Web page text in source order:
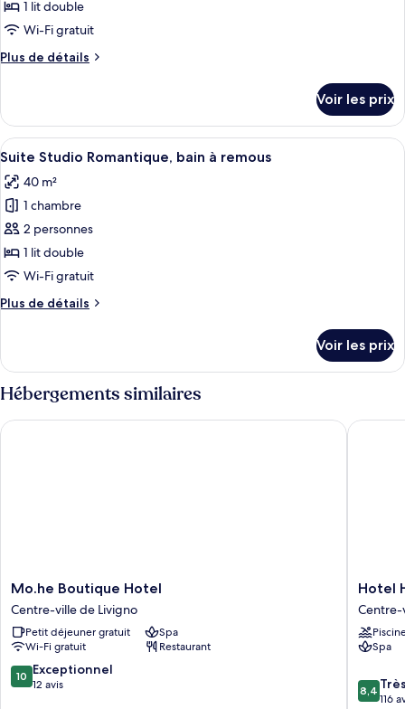
ce
type
chambre :
1 lit double
Wi-Fi gratuit
Plus de détails
Plus
le
type
de
Suite
Exclusive
Voir les prix
Afficher
toutes
les
photos
pour
ce
type
chambre :
Romantique,
bain
à
remous
Une salle de spa moderne avec un
12
Suite Studio Romantique, bain à remous
40 m²
1 chambre
2 personnes
1 lit double
Wi-Fi gratuit
Plus de détails
Plus
le
type
de
Suite
Voir les prix
Hébergements similaires
Mo.he
Boutique
Hotel
Centre-
ville
de
Livigno
Mo.he Boutique Hotel
Centre-ville de Livigno
Petit déjeuner gratuit
Spa
Wi-Fi gratuit
Restaurant
10.0
sur
10 Exceptionnel
12 avis
Mo.he Boutique Hotel
Hotel
Helvetia
Centre-
ville
de
Hotel
Centre-
Spa
8.4
sur
8,4
116
Hotel